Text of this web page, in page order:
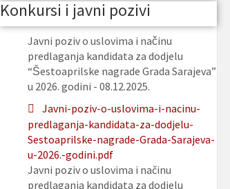
Konkursi i javni pozivi
Javni poziv o uslovima i načinu
predlaganja kandidata za dodjelu
“Šestoaprilske nagrade Grada Sarajeva”
u 2026. godini - 08.12.2025.
Javni-poziv-o-uslovima-i-nacinu-
predlaganja-kandidata-za-dodjelu-
Sestoaprilske-nagrade-Grada-Sarajeva-
u-2026.-godini.pdf
Javni poziv o uslovima i načinu
predlaganja kandidata za dodjelu